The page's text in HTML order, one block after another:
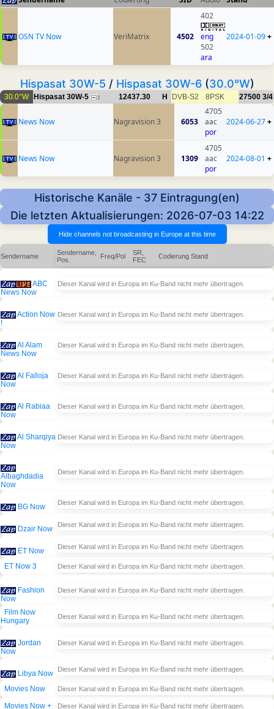
OSN TV Now VeriMatrix 4502
402
eng
502
ara
2024-01-09+
Hispasat 30W-5 / Hispasat 30W-6(30.0°W)
30.0°W Hispasat 30W-5 2 12437.30 H DVB-S2 8PSK 27500 3/4
News Now Nagravision 3 6053
4705
aac
por
2024-06-27+
News Now Nagravision 3 1309
4705
aac
por
2024-08-01 +
Historische Kanäle - 37 Eintragung(en)
Die letzten Aktualisierungen: 2026-07-03 14:22
Sendername
Sendername,
Pos.
Freq/Pol
SR,
FEC
Codierung Stand
ABC
News Now
Dieser Kanal wird in Europa im Ku-Band nicht mehr übertragen.
Action Now
!
Dieser Kanal wird in Europa im Ku-Band nicht mehr übertragen.
Al Alam
News Now
Dieser Kanal wird in Europa im Ku-Band nicht mehr übertragen.
Al Falloja
Now
Dieser Kanal wird in Europa im Ku-Band nicht mehr übertragen.
Al Rabiaa
Now
Dieser Kanal wird in Europa im Ku-Band nicht mehr übertragen.
Al Sharqiya
Now
Dieser Kanal wird in Europa im Ku-Band nicht mehr übertragen.
Albaghdadia
Now
Dieser Kanal wird in Europa im Ku-Band nicht mehr übertragen.
BG Now Dieser Kanal wird in Europa im Ku-Band nicht mehr übertragen.
Dzair Now Dieser Kanal wird in Europa im Ku-Band nicht mehr übertragen.
ET Now Dieser Kanal wird in Europa im Ku-Band nicht mehr übertragen.
ET Now 3 Dieser Kanal wird in Europa im Ku-Band nicht mehr übertragen.
Fashion
Now
Dieser Kanal wird in Europa im Ku-Band nicht mehr übertragen.
Film Now
Hungary
Dieser Kanal wird in Europa im Ku-Band nicht mehr übertragen.
Jordan
Now
Dieser Kanal wird in Europa im Ku-Band nicht mehr übertragen.
Libya Now Dieser Kanal wird in Europa im Ku-Band nicht mehr übertragen.
Movies Now Dieser Kanal wird in Europa im Ku-Band nicht mehr übertragen.
Movies Now + Dieser Kanal wird in Europa im Ku-Band nicht mehr übertragen.